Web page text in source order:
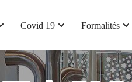
Covid 19 Formalités